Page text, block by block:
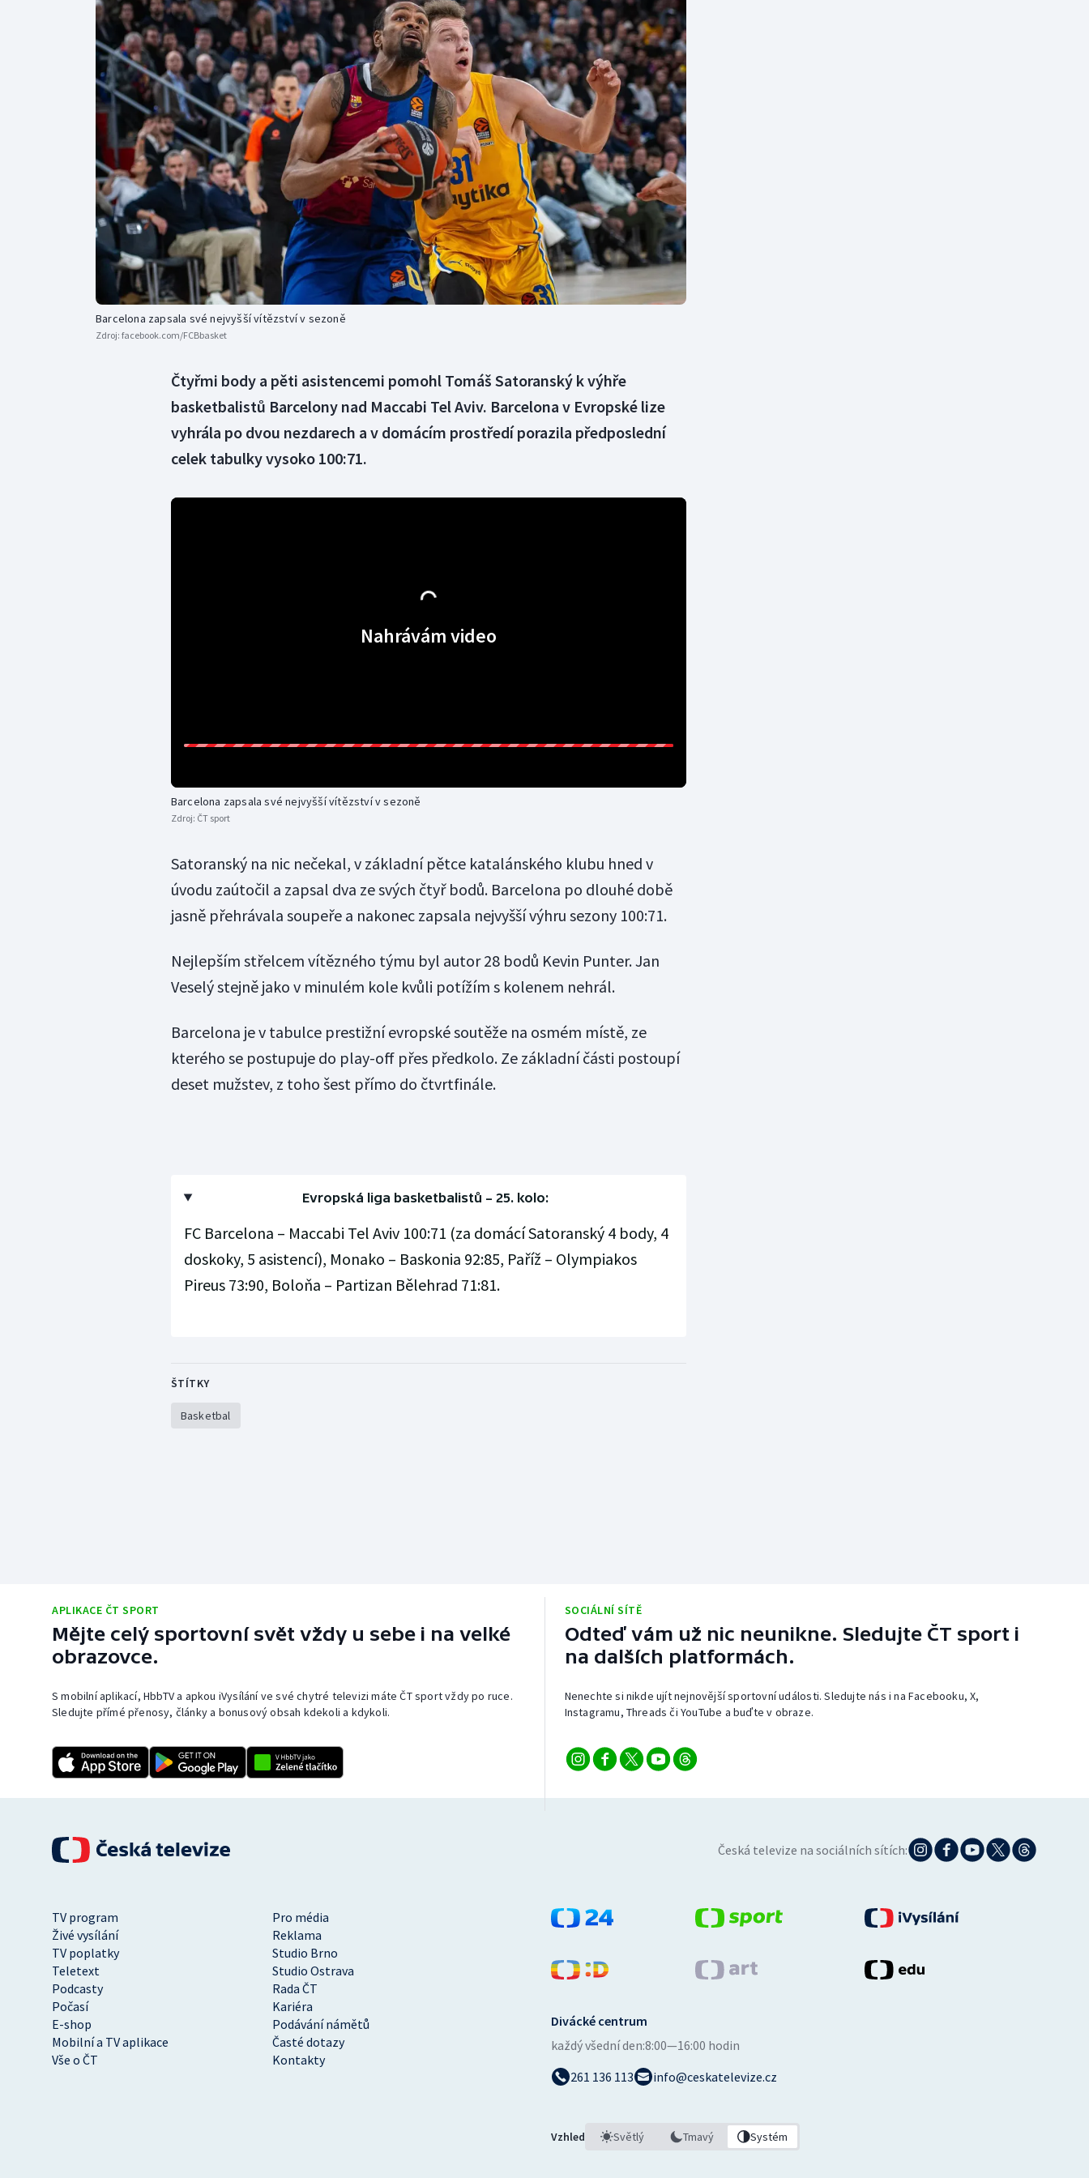
Curling
Dostihy
Florbal
Futsal
Golf
Gymnastika
Moderní pětiboj
Motorsport
Olympijské hry
Parasport
Plavání
Plážový volejbal
Triatlon
Veslování
Vodní slalom
Volejbal
Ostatní
Barcelona zapsala své nejvyšší vítězství v sezoně
Zdroj: facebook.com/FCBbasket
Čtyřmi body a pěti asistencemi pomohl Tomáš Satoranský k výhře
basketbalistů Barcelony nad Maccabi Tel Aviv. Barcelona v Evropské lize
vyhrála po dvou nezdarech a v domácím prostředí porazila předposlední
celek tabulky vysoko 100:71.
Nahrávám video
Barcelona zapsala své nejvyšší vítězství v sezoně
Zdroj: ČT sport
Satoranský na nic nečekal, v základní pětce katalánského klubu hned v
úvodu zaútočil a zapsal dva ze svých čtyř bodů. Barcelona po dlouhé době
jasně přehrávala soupeře a nakonec zapsala nejvyšší výhru sezony 100:71.
Nejlepším střelcem vítězného týmu byl autor 28 bodů Kevin Punter. Jan
Veselý stejně jako v minulém kole kvůli potížím s kolenem nehrál.
Barcelona je v tabulce prestižní evropské soutěže na osmém místě, ze
kterého se postupuje do play-off přes předkolo. Ze základní části postoupí
deset mužstev, z toho šest přímo do čtvrtfinále.
Evropská liga basketbalistů – 25. kolo:
FC Barcelona – Maccabi Tel Aviv 100:71 (za domácí Satoranský 4 body, 4
doskoky, 5 asistencí), Monako – Baskonia 92:85, Paříž – Olympiakos
Pireus 73:90, Boloňa – Partizan Bělehrad 71:81.
ŠTÍTKY
Basketbal
APLIKACE ČT SPORT
Mějte celý sportovní svět vždy u sebe i na velké
obrazovce.
S mobilní aplikací, HbbTV a apkou iVysílání ve své chytré televizi máte ČT sport vždy po ruce.
Sledujte přímé přenosy, články a bonusový obsah kdekoli a kdykoli.
SOCIÁLNÍ SÍTĚ
Odteď vám už nic neunikne. Sledujte ČT sport i
na dalších platformách.
Nenechte si nikde ujít nejnovější sportovní události. Sledujte nás i na Facebooku, X,
Instagramu, Threads či YouTube a buďte v obraze.
Česká televize na sociálních sítích:
TV program
Pro média
Živé vysílání
Reklama
TV poplatky
Studio Brno
Teletext
Studio Ostrava
Podcasty
Rada ČT
Počasí
Kariéra
E-shop
Podávání námětů
Mobilní a TV aplikace
Časté dotazy
Vše o ČT
Kontakty
Divácké centrum
každý všední den:8:00—16:00 hodin
261 136 113
info@ceskatelevize.cz
Vzhled Světlý Tmavý Systém